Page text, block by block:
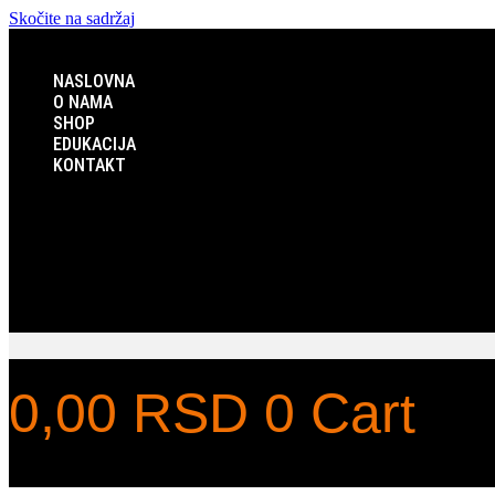
Skočite na sadržaj
NASLOVNA
O NAMA
SHOP
EDUKACIJA
KONTAKT
0,00 RSD 0 Cart